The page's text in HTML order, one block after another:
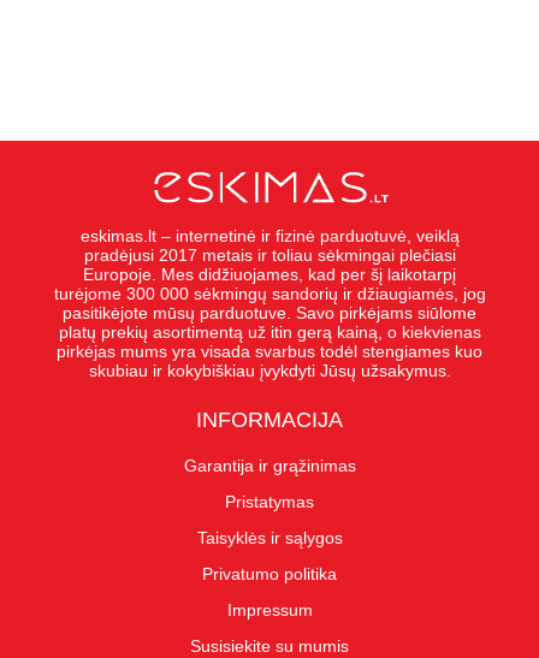
eskimas.lt – internetinė ir fizinė parduotuvė, veiklą
pradėjusi 2017 metais ir toliau sėkmingai plečiasi
Europoje. Mes didžiuojames, kad per šį laikotarpį
turėjome 300 000 sėkmingų sandorių ir džiaugiamės, jog
pasitikėjote mūsų parduotuve. Savo pirkėjams siūlome
platų prekių asortimentą už itin gerą kainą, o kiekvienas
pirkėjas mums yra visada svarbus todėl stengiames kuo
skubiau ir kokybiškiau įvykdyti Jūsų užsakymus.
INFORMACIJA
Garantija ir grąžinimas
Pristatymas
Taisyklės ir sąlygos
Privatumo politika
Impressum
Susisiekite su mumis